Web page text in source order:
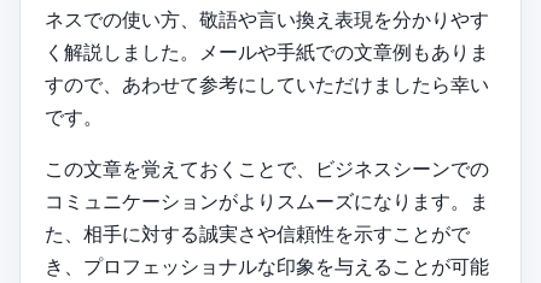
ネスでの使い方、敬語や言い換え表現を分かりやす
く解説しました。メールや手紙での文章例もありま
すので、あわせて参考にしていただけましたら幸い
です。
この文章を覚えておくことで、ビジネスシーンでの
コミュニケーションがよりスムーズになります。ま
た、相手に対する誠実さや信頼性を示すことがで
き、プロフェッショナルな印象を与えることが可能